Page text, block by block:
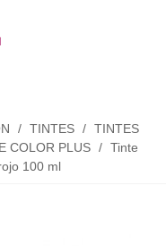
/ TINTES / TINTES
COLOR PLUS / Tinte
100 ml